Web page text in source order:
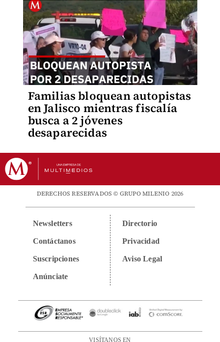
Familias bloquean autopistas
en Jalisco mientras fiscalía
busca a 2 jóvenes
desaparecidas
DERECHOS RESERVADOS © GRUPO MILENIO 2026
Newsletters
Contáctanos
Suscripciones
Anúnciate
Directorio
Privacidad
Aviso Legal
VISÍTANOS EN